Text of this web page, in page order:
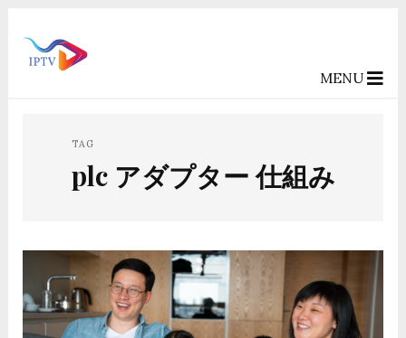
MENU
TAG
plc アダプター 仕組み